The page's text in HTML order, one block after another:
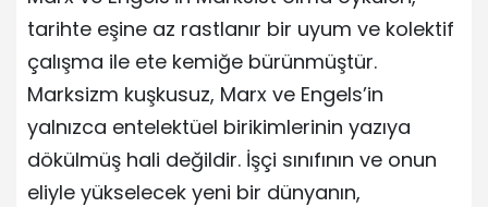
tarihte eşine az rastlanır bir uyum ve kolektif
çalışma ile ete kemiğe bürünmüştür.
Marksizm kuşkusuz, Marx ve Engels’in
yalnızca entelektüel birikimlerinin yazıya
dökülmüş hali değildir. İşçi sınıfının ve onun
eliyle yükselecek yeni bir dünyanın,